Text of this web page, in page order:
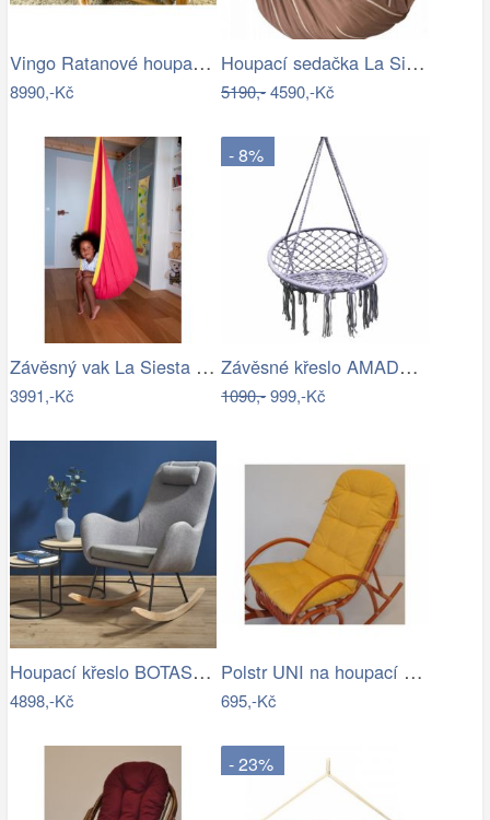
Vingo Ratanové houpací křeslo - medové
8990,-Kč
Houpací sedačka La Siesta HABANA - IN
5190,-4590,-Kč
Závěsný vak La Siesta JOKI - IN
3991,-Kč
- 8%
Závěsné křeslo AMADO 2 NEW Tempo Kondela
1090,-999,-Kč
Houpací křeslo BOTAS Halmar
4898,-Kč
Polstr UNI na houpací křeslo - žlutý…
695,-Kč
- 23%